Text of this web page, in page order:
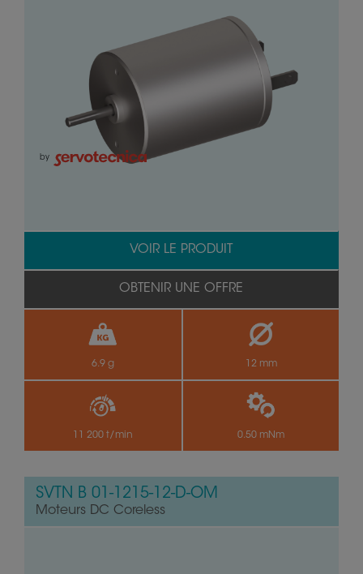
by
6.9 g 12 mm
11 200 t/min 0.50 mNm
VOIR LE PRODUIT
OBTENIR UNE OFFRE
SVTN B 01-1215-12-D-OM
Moteurs DC Coreless